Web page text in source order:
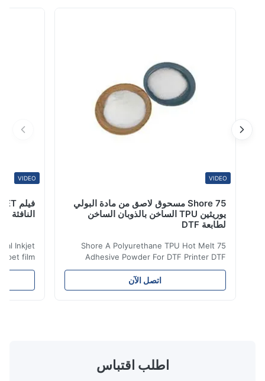
75 Shore مسحوق لاصق من مادة البولي
يوريثين TPU الساخن بالذوبان الساخن
لطابعة DTF
75 Shore A Polyurethane TPU Hot Melt
Adhesive Powder For DTF Printer DTF
Powder Technical Parameters Bonding
Parameters ( reference only) Temperature
110-130℃ Press 0.5-1.5 kg/cm2 Time 8-20
اتصل الآن
النافثة للحبر
Digital Inkjet
dtf pet film
all kinds of
in color, soft
اطلب اقتباس